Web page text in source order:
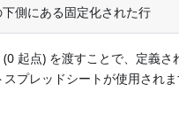
側にある固定化された行
起点) を渡すことで、定義
プレッドシートが使用され